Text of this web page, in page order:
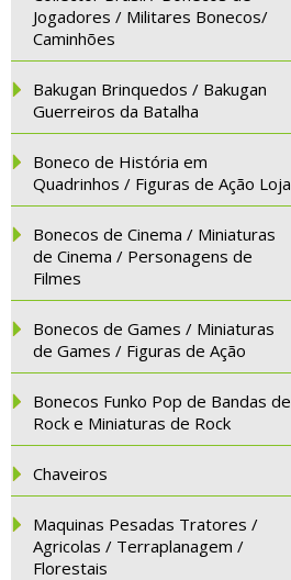
Jogadores / Militares Bonecos/
Caminhões
Bakugan Brinquedos / Bakugan
Guerreiros da Batalha
Boneco de História em
Quadrinhos / Figuras de Ação Loja
Bonecos de Cinema / Miniaturas
de Cinema / Personagens de
Filmes
Bonecos de Games / Miniaturas
de Games / Figuras de Ação
Bonecos Funko Pop de Bandas de
Rock e Miniaturas de Rock
Chaveiros
Maquinas Pesadas Tratores /
Agricolas / Terraplanagem /
Florestais